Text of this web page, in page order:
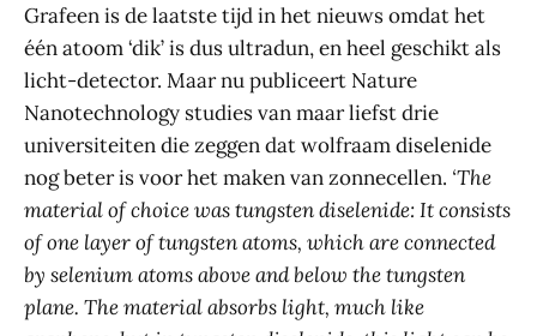
Grafeen is de laatste tijd in het nieuws omdat het
één atoom ‘dik’ is dus ultradun, en heel geschikt als
licht-detector. Maar nu publiceert Nature
Nanotechnology studies van maar liefst drie
universiteiten die zeggen dat wolfraam diselenide
nog beter is voor het maken van zonnecellen. ‘The
material of choice was tungsten diselenide: It consists
of one layer of tungsten atoms, which are connected
by selenium atoms above and below the tungsten
plane. The material absorbs light, much like